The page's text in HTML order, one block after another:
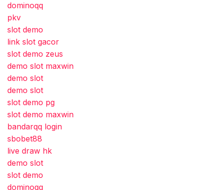
dominoqq
pkv
slot demo
link slot gacor
slot demo zeus
demo slot maxwin
demo slot
demo slot
slot demo pg
slot demo maxwin
bandarqq login
sbobet88
live draw hk
demo slot
slot demo
dominoqq